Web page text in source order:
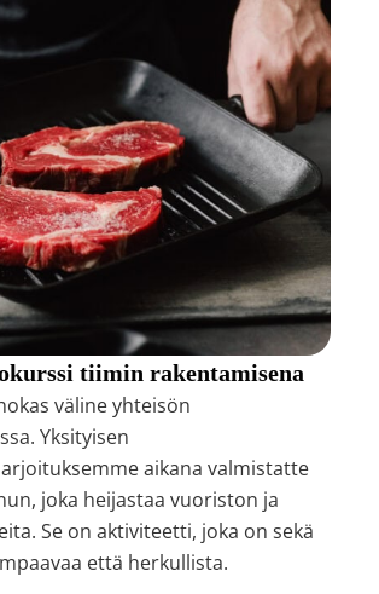
tiimin rakentamisena
väline yhteisön
Yksityisen
aikana valmistatte
joka heijastaa vuoriston ja
Se on aktiviteetti, joka on sekä
että herkullista.